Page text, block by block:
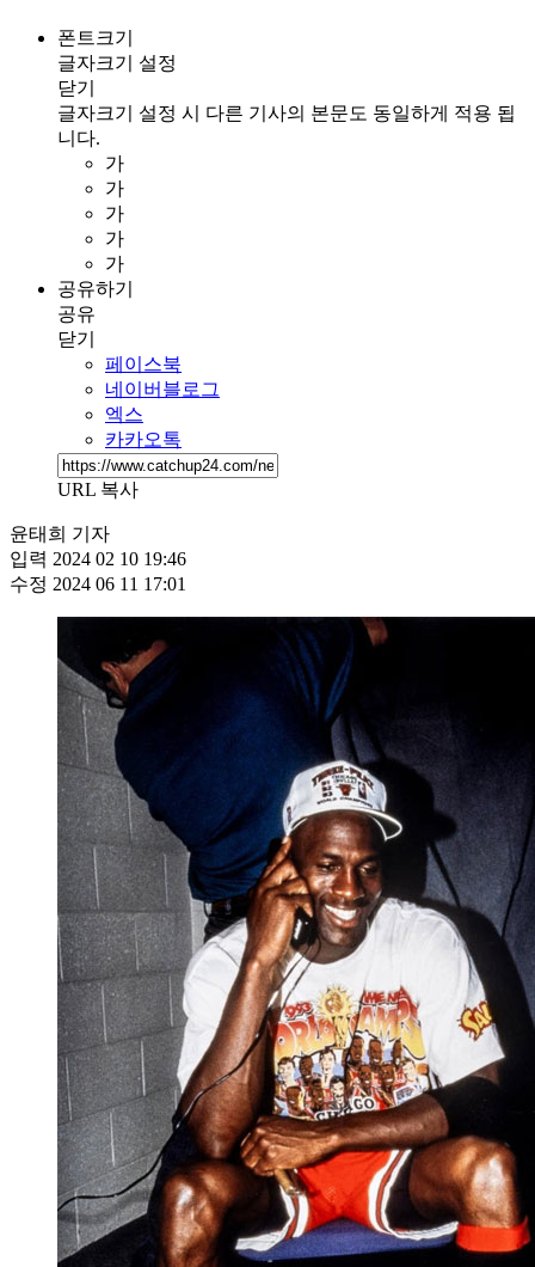
폰트크기
글자크기 설정
닫기
글자크기 설정 시 다른 기사의 본문도 동일하게 적용 됩
니다.
가
가
가
가
가
공유하기
공유
닫기
페이스북
네이버블로그
엑스
카카오톡
URL 복사
윤태희 기자
입력 2024 02 10 19:46
수정 2024 06 11 17:01